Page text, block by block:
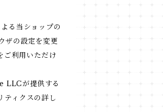
る当ショップの
ザの設定を変更
利用いただけ
LLCが提供する
ィクスの詳し